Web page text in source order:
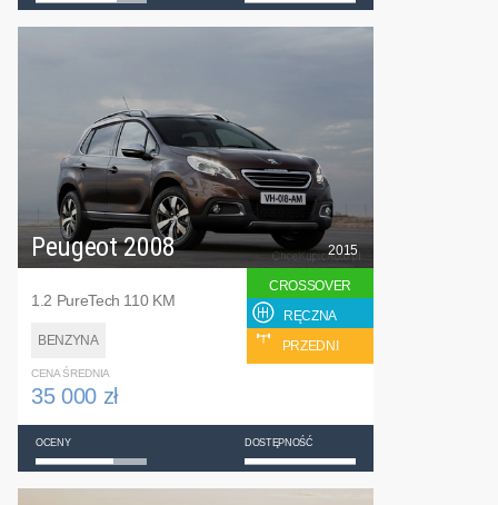
Peugeot 2008
1.2 PureTech 110 KM
BENZYNA
2015
CROSSOVER
RĘCZNA
PRZEDNI
CENA ŚREDNIA
35 000 zł
OCENY DOSTĘPNOŚĆ